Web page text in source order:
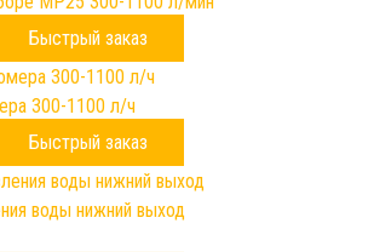
Быстрый заказ
300-1100 л/ч
Быстрый заказ
воды нижний выход